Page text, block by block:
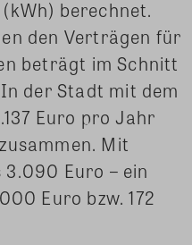
berechnet.
den Verträgen für
beträgt im Schnitt
der Stadt mit dem
Euro pro Jahr
Mit
Euro – ein
Euro bzw. 172